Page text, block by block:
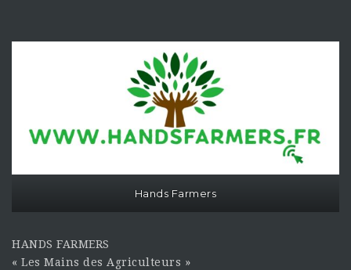
Hands Farmers
HANDS FARMERS
« Les Mains des Agriculteurs »